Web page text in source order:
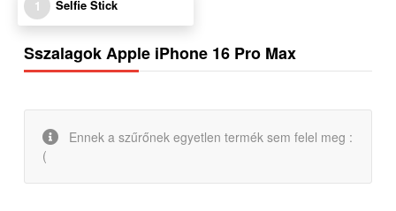
1 Selfie Stick
Sszalagok Apple iPhone 16 Pro Max
Ennek a szűrőnek egyetlen termék sem felel meg :
(